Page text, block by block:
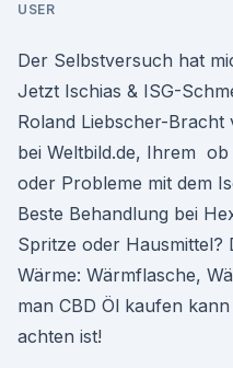
USER
Der Selbstversuch hat
Jetzt Ischias & ISG-
Roland Liebscher-
bei Weltbild.de, Ihrem
oder Probleme mit dem
Beste Behandlung bei
Spritze oder Hausmittel?
Wärme: Wärmflasche,
man CBD Öl kaufen
achten ist!